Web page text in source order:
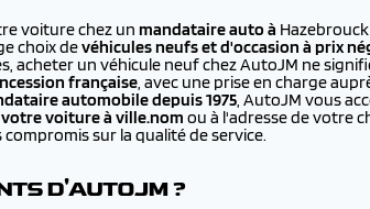
voiture chez un mandataire auto à
choix devéhicules neufs et d'occasion à prix
acheter un véhicule neuf chez AutoJM ne
française, avec une prise en charge
automobile depuis 1975, AutoJM vous
voiture à ville.nom ou à l'adresse de votre
sur la qualité de service.
D'AUTOJM ?